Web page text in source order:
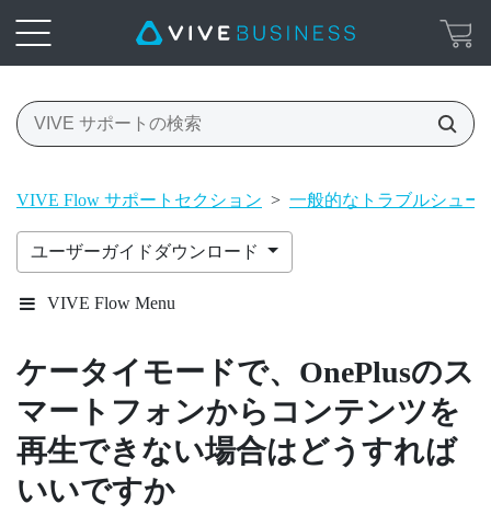
VIVE Flow サポートセクション > 一般的なトラブルシュー
ユーザーガイドダウンロード
VIVE Flow Menu
ケータイモードで、 OnePlusのス
マートフォンからコンテンツを
再生できない場合はどうすれば
いいですか